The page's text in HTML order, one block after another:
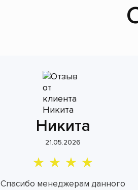
Никита
21.05.2026
Спасибо менеджерам данного